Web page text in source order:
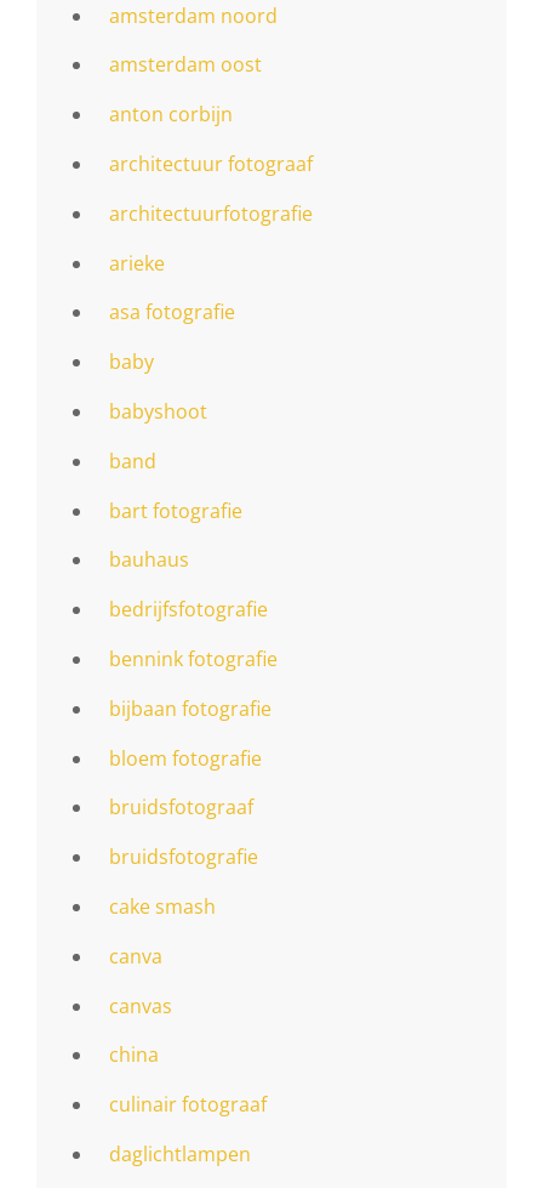
amsterdam noord
amsterdam oost
anton corbijn
architectuur fotograaf
architectuurfotografie
arieke
asa fotografie
baby
babyshoot
band
bart fotografie
bauhaus
bedrijfsfotografie
bennink fotografie
bijbaan fotografie
bloem fotografie
bruidsfotograaf
bruidsfotografie
cake smash
canva
canvas
china
culinair fotograaf
daglichtlampen